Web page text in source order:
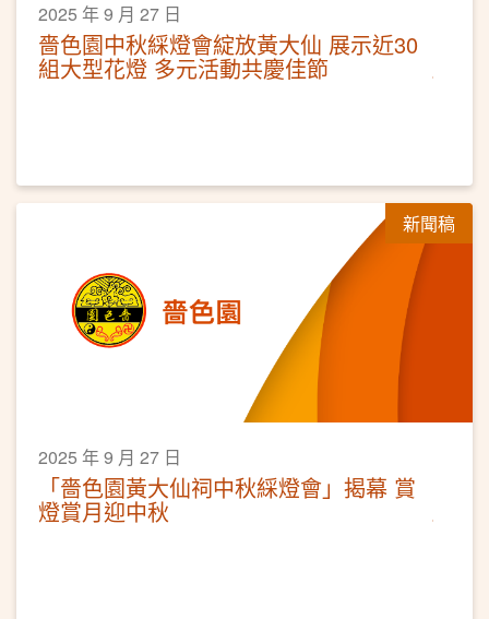
2025 年 9 月 27 日
嗇色園中秋綵燈會綻放黃大仙 ​展示近30
組大型花燈 多元活動共慶佳節
新聞稿
2025 年 9 月 27 日
「嗇色園黃大仙祠中秋綵燈會」揭幕 賞
燈賞月迎中秋